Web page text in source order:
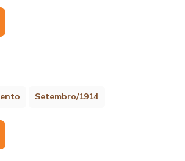
Setembro/1914